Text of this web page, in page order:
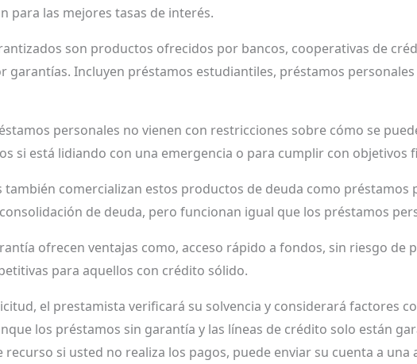
para las mejores tasas de interés.
son productos ofrecidos por bancos, cooperativas de
garantías. Incluyen préstamos estudiantiles, préstamos
personales no vienen con restricciones sobre cómo se
si está lidiando con una emergencia o para cumplir con objetivos
comercializan estos productos de deuda como préstamos
de deuda, pero funcionan igual que los préstamos
ofrecen ventajas como, acceso rápido a fondos, sin riesgo de
para aquellos con crédito sólido.
el prestamista verificará su solvencia y considerará factores
los préstamos sin garantía y las líneas de crédito solo están
si usted no realiza los pagos, puede enviar su cuenta a